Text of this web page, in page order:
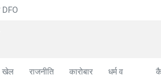
खेल राजनीति कारोबार
धर्म व